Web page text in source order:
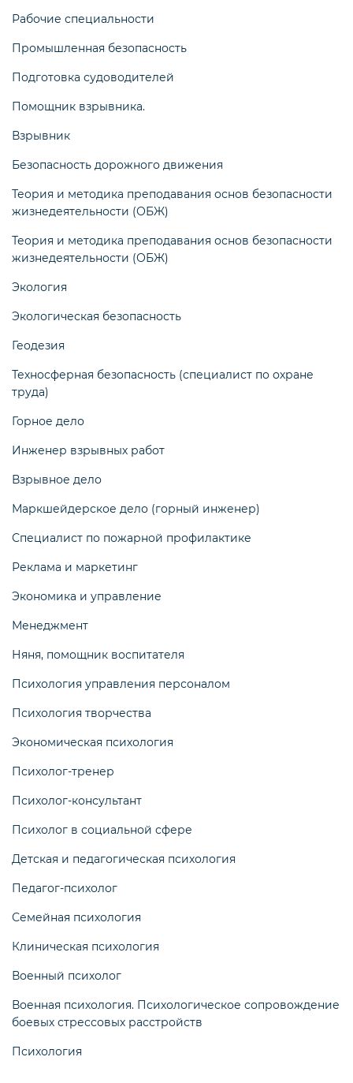
Рабочие специальности
Промышленная безопасность
Подготовка судоводителей
Помощник взрывника.
Взрывник
Безопасность дорожного движения
Теория и методика преподавания основ безопасности
жизнедеятельности (ОБЖ)
Теория и методика преподавания основ безопасности
жизнедеятельности (ОБЖ)
Экология
Экологическая безопасность
Геодезия
Техносферная безопасность (специалист по охране
труда)
Горное дело
Инженер взрывных работ
Взрывное дело
Маркшейдерское дело (горный инженер)
Специалист по пожарной профилактике
Реклама и маркетинг
Экономика и управление
Менеджмент
Няня, помощник воспитателя
Психология управления персоналом
Психология творчества
Экономическая психология
Психолог-тренер
Психолог-консультант
Психолог в социальной сфере
Детская и педагогическая психология
Педагог-психолог
Семейная психология
Клиническая психология
Военный психолог
Военная психология. Психологическое сопровождение
боевых стрессовых расстройств
Психология